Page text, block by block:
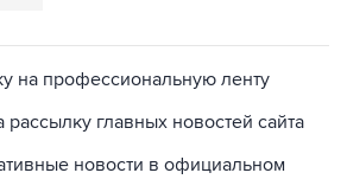
на профессиональную ленту
рассылку главных новостей сайта
новости в официальном